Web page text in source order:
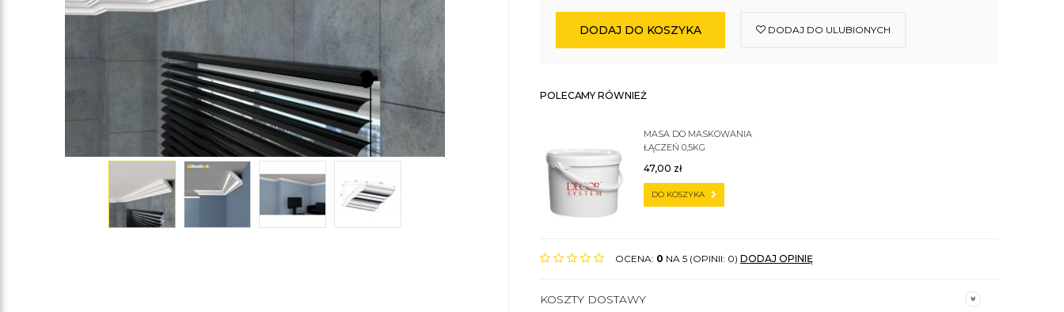
DODAJ DO KOSZYKA DODAJ DO ULUBIONYCH
POLECAMY RÓWNIEŻ
MASA DO MASKOWANIA
ŁĄCZEŃ 0,5KG
47,00 zł
DO KOSZYKA
OCENA: 0 NA 5 (OPINII: 0) DODAJ OPINIĘ
KOSZTY DOSTAWY